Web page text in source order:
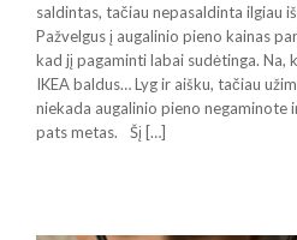
saldintas, tačiau nepasaldinta ilgiau
Pažvelgus į augalinio pieno kainas
kad jį pagaminti labai sudėtinga. Na,
IKEA baldus… Lyg ir aišku, tačiau
niekada augalinio pieno negaminote
pats metas.⠀Šį […]